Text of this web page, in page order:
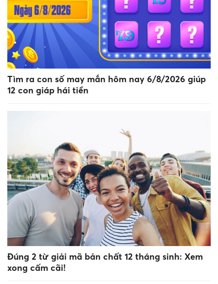
Tìm ra con số may mắn hôm nay 6/8/2026 giúp
12 con giáp hái tiền
Đúng 2 từ giải mã bản chất 12 tháng sinh: Xem
xong cấm cãi!